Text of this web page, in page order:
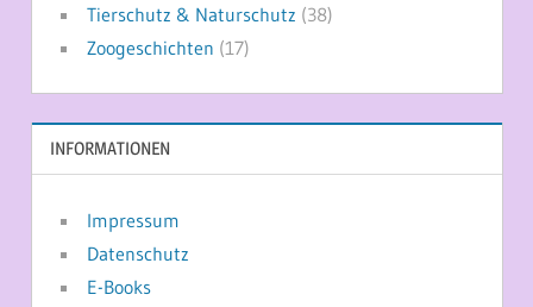
Tierschutz & Naturschutz (38)
Zoogeschichten (17)
INFORMATIONEN
Impressum
Datenschutz
E-Books